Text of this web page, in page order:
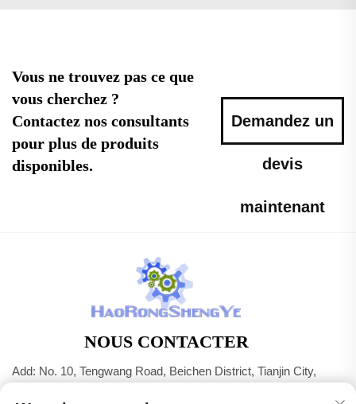
Vous ne trouvez pas ce que
vous cherchez ?
Contactez nos consultants
pour plus de produits
disponibles.
Demandez un
devis
maintenant
NOUS CONTACTER
Add: No. 10, Tengwang Road, Beichen District, Tianjin City,